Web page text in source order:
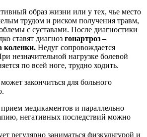
образ жизни или у тех, чье место
трудом и риском получения травм,
с суставами. После диагностики
ставят диагноз гонартроз –
коленки. Недуг сопровождается
незначительной нагрузке болевой
по всей ноге, трудно ходить.
закончиться для больного
медикаментов и параллельно
негативных последствий можно
регулярно заниматься физкультурой и